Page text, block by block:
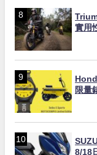
實用
限量
8/18